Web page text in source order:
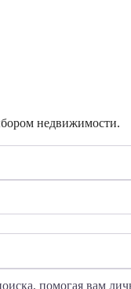
недвижимости.